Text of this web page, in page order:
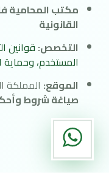
مكتب المحامية
القانونية
التخصص: قوانين
المستخدم، وحماية
الموقع: المملكة
صياغة شروط